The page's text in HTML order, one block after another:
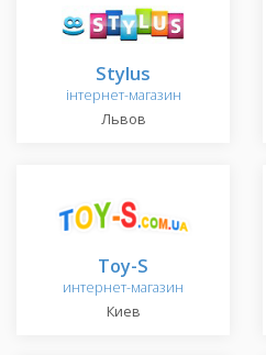
Stylus
інтернет-магазин
Львов
Toy-S
интернет-магазин
Киев